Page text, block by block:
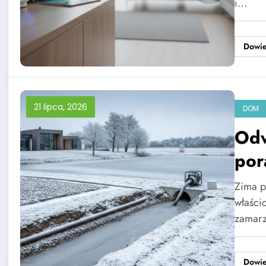
21 lipca, 2026 DOM
Zima